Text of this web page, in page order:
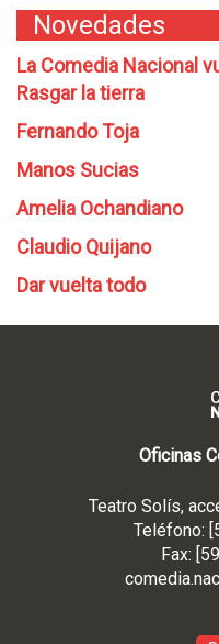
Novedades
La Comedia Nacional
Rasgar la tierra
Fernando Toja
Manos Sucias
Amelia Ochandiano
Claudio Quijano
Dar vuelta todo
Oficinas
Teatro Solís,
Teléfono:
Fax: